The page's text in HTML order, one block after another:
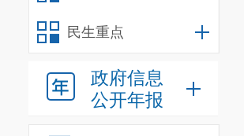
民生重点
政府信息
公开年报